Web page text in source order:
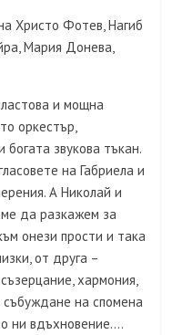
Христо Фотев, Нагиб
Мария Донева,
и мощна
оркестър,
богата звукова тъкан.
на Габриела и
А Николай и
да разкажем за
онези прости и така
от друга –
хармония,
събуждане на спомена
ни вдъхновение….